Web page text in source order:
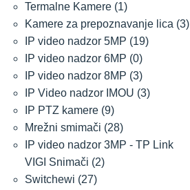
Termalne Kamere (1)
Kamere za prepoznavanje lica (3)
IP video nadzor 5MP (19)
IP video nadzor 6MP (0)
IP video nadzor 8MP (3)
IP Video nadzor IMOU (3)
IP PTZ kamere (9)
Mrežni smimači (28)
IP video nadzor 3MP - TP Link
VIGI Snimači (2)
Switchewi (27)